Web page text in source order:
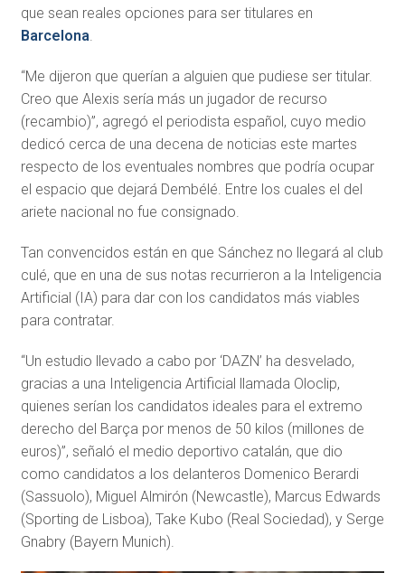
que sean reales opciones para ser titulares en
Barcelona.
“Me dijeron que querían a alguien que pudiese ser titular.
Creo que Alexis sería más un jugador de recurso
(recambio)”, agregó el periodista español, cuyo medio
dedicó cerca de una decena de noticias este martes
respecto de los eventuales nombres que podría ocupar
el espacio que dejará Dembélé. Entre los cuales el del
ariete nacional no fue consignado.
Tan convencidos están en que Sánchez no llegará al club
culé, que en una de sus notas recurrieron a la Inteligencia
Artificial (IA) para dar con los candidatos más viables
para contratar.
“Un estudio llevado a cabo por ‘DAZN’ ha desvelado,
gracias a una Inteligencia Artificial llamada Oloclip,
quienes serían los candidatos ideales para el extremo
derecho del Barça por menos de 50 kilos (millones de
euros)”, señaló el medio deportivo catalán, que dio
como candidatos a los delanteros Domenico Berardi
(Sassuolo), Miguel Almirón (Newcastle), Marcus Edwards
(Sporting de Lisboa), Take Kubo (Real Sociedad), y Serge
Gnabry (Bayern Munich).